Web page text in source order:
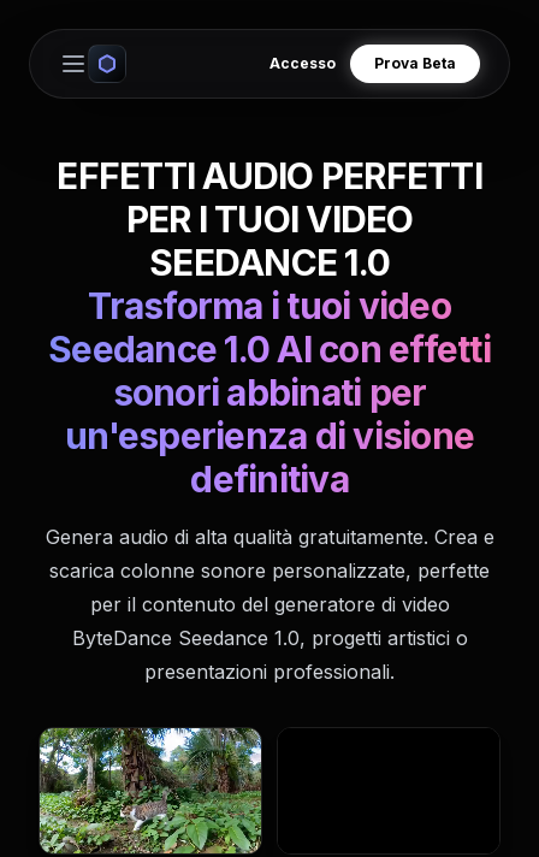
Open main menu
Accesso Prova Beta
EFFETTI AUDIO PERFETTI
PER I TUOI VIDEO
SEEDANCE 1.0
Trasforma i tuoi video
Seedance 1.0 AI con effetti
sonori abbinati per
un'esperienza di visione
definitiva
Genera audio di alta qualità gratuitamente. Crea e
scarica colonne sonore personalizzate, perfette
per il contenuto del generatore di video
ByteDance Seedance 1.0, progetti artistici o
presentazioni professionali.